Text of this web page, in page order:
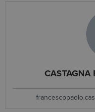
CASTAGNA